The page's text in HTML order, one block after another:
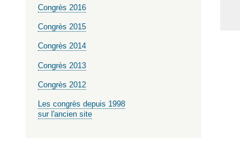
Congrès 2016
Congrès 2015
Congrès 2014
Congrès 2013
Congrès 2012
Les congrès depuis 1998
sur l'ancien site